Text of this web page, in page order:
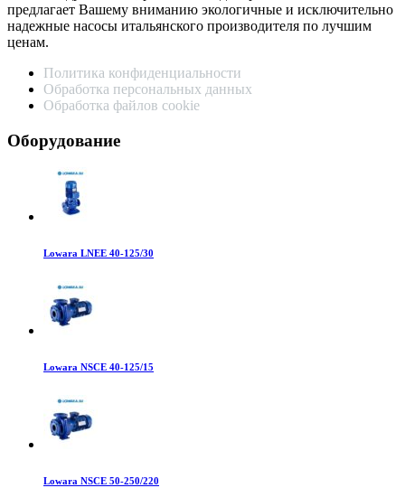
предлагает Вашему вниманию экологичные и исключительно
надежные насосы итальянского производителя по лучшим
ценам.
Политика конфиденциальности
Обработка персональных данных
Обработка файлов cookie
Оборудование
Lowara LNEE 40-125/30
Lowara NSCE 40-125/15
Lowara NSCE 50-250/220